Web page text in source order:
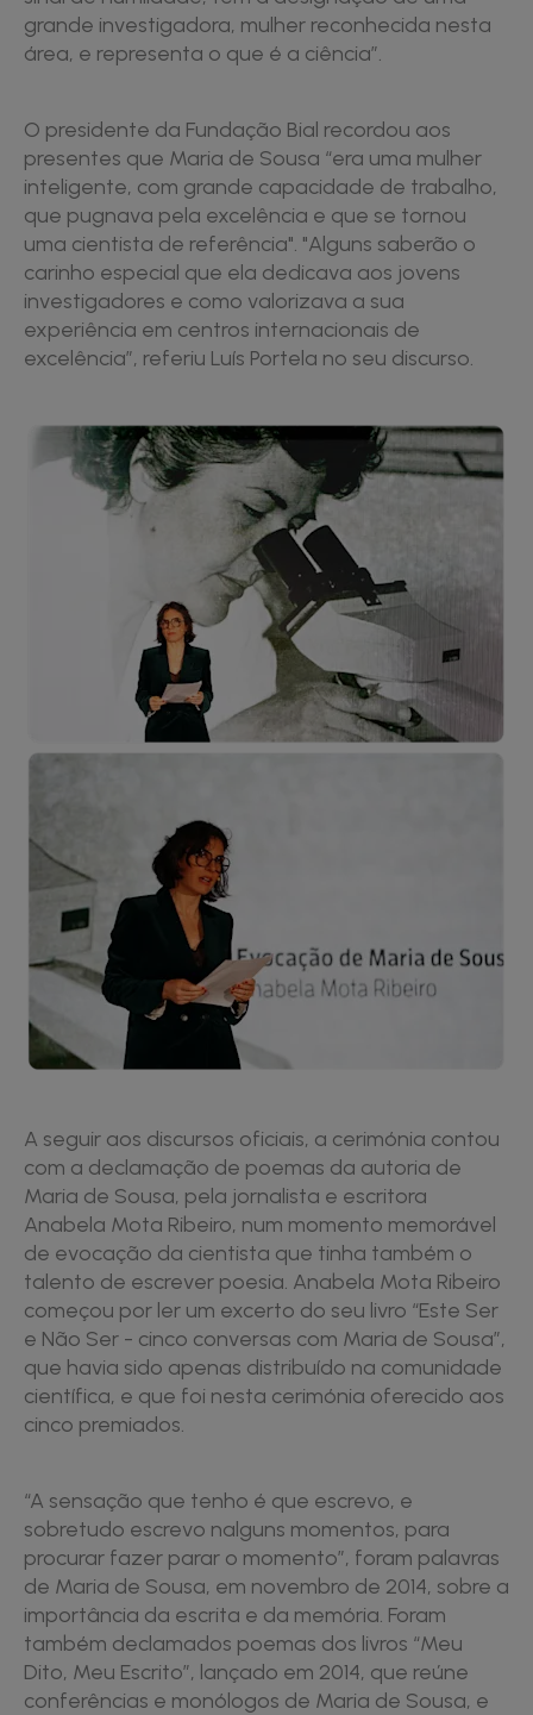
grande investigadora, mulher reconhecida nesta
área, e representa o que é a ciência”.
O presidente da Fundação Bial recordou aos
presentes que Maria de Sousa “era uma mulher
inteligente, com grande capacidade de trabalho,
que pugnava pela excelência e que se tornou
uma cientista de referência". "Alguns saberão o
carinho especial que ela dedicava aos jovens
investigadores e como valorizava a sua
experiência em centros internacionais de
excelência”, referiu Luís Portela no seu discurso.
A seguir aos discursos oficiais, a cerimónia contou
com a declamação de poemas da autoria de
Maria de Sousa, pela jornalista e escritora
Anabela Mota Ribeiro, num momento memorável
de evocação da cientista que tinha também o
talento de escrever poesia. Anabela Mota Ribeiro
começou por ler um excerto do seu livro “Este Ser
e Não Ser - cinco conversas com Maria de Sousa”,
que havia sido apenas distribuído na comunidade
científica, e que foi nesta cerimónia oferecido aos
cinco premiados.
“A sensação que tenho é que escrevo, e
sobretudo escrevo nalguns momentos, para
procurar fazer parar o momento”, foram palavras
de Maria de Sousa, em novembro de 2014, sobre a
importância da escrita e da memória. Foram
também declamados poemas dos livros “Meu
Dito, Meu Escrito”, lançado em 2014, que reúne
conferências e monólogos de Maria de Sousa, e